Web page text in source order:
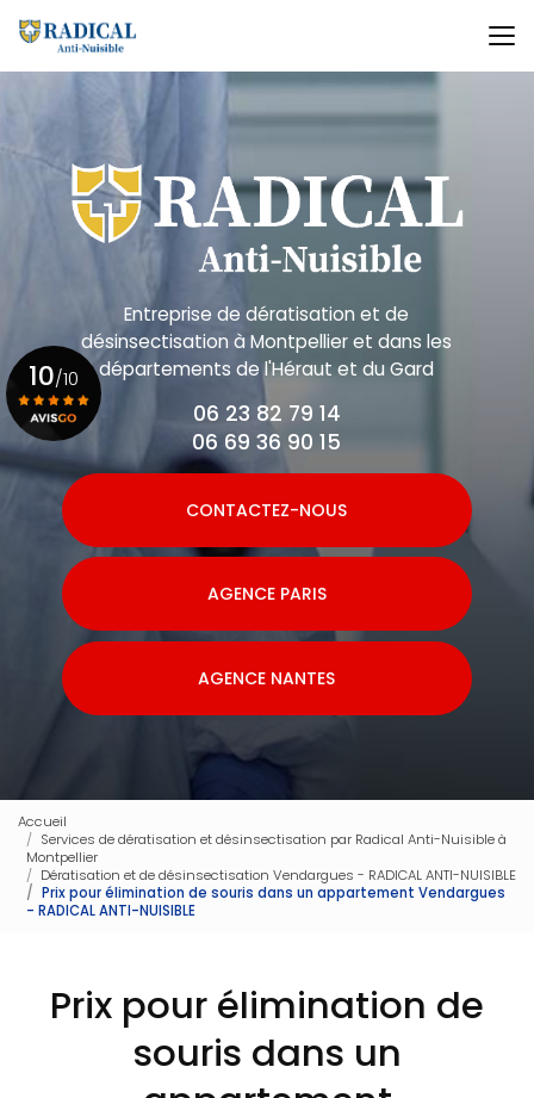
au
contenu
principal
Entreprise de dératisation et de
désinsectisationà Montpellier et dans les
départements de l'Héraut et du Gard
06 23 82 79 14
06 69 36 90 15
CONTACTEZ-NOUS
AGENCE PARIS
AGENCE NANTES
10/10
Voir le certificat
Accueil
Services de dératisation et désinsectisation par Radical Anti-Nuisible à
Montpellier
Dératisation et de désinsectisation Vendargues - RADICAL ANTI-NUISIBLE
Prix pour élimination de souris dans un appartement Vendargues
- RADICAL ANTI-NUISIBLE
Prix pour élimination de
souris dans un